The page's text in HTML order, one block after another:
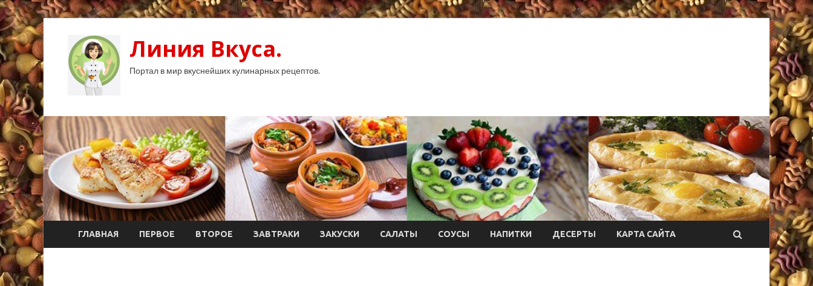
Линия Вкуса.
Портал в мир вкуснейших кулинарных рецептов.
ГЛАВНАЯ ПЕРВОЕ ВТОРОЕ ЗАВТРАКИ ЗАКУСКИ САЛАТЫ СОУСЫ НАПИТКИ ДЕСЕРТЫ КАРТА САЙТА